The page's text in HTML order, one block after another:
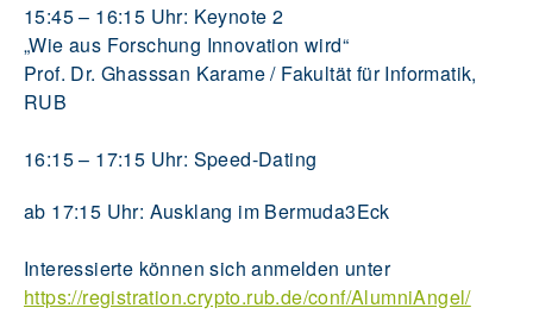
15:45 – 16:15 Uhr: Keynote 2
„Wie aus Forschung Innovation wird“
Prof. Dr. Ghasssan Karame / Fakultät für Informatik,
RUB
16:15 – 17:15 Uhr: Speed-Dating
ab 17:15 Uhr: Ausklang im Bermuda3Eck
Interessierte können sich anmelden unter
https://registration.crypto.rub.de/conf/AlumniAngel/